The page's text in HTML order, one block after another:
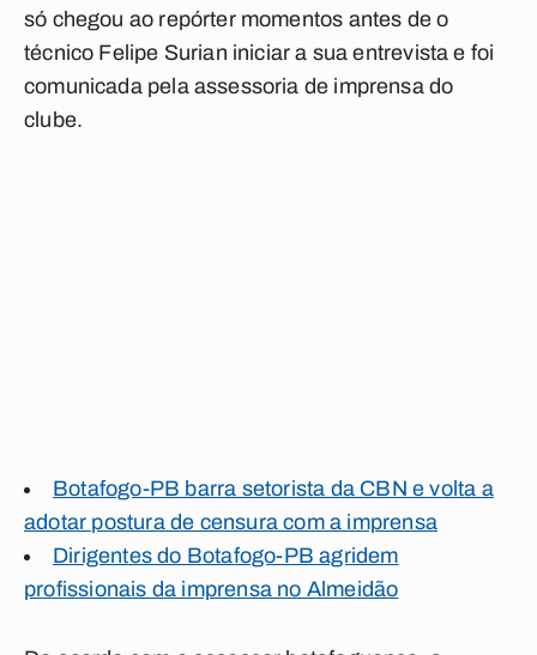
só chegou ao repórter momentos antes de o
técnico Felipe Surian iniciar a sua entrevista e foi
comunicada pela assessoria de imprensa do
clube.
Botafogo-PB barra setorista da CBN e volta a
adotar postura de censura com a imprensa
Dirigentes do Botafogo-PB agridem
profissionais da imprensa no Almeidão